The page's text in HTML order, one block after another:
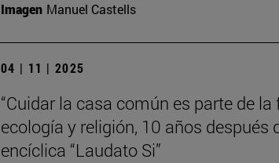
Imagen Manuel Castells
04 | 11 | 2025
“Cuidar la casa común es parte de la
ecología y religión, 10 años después
encíclica “Laudato Si”